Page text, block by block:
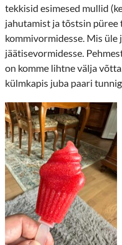
tekkisid esimesed mullid
jahutamist ja tõstsin püree
kommivormidesse. Mis üle
jäätisevormidesse.
on komme lihtne välja
külmkapis juba paari